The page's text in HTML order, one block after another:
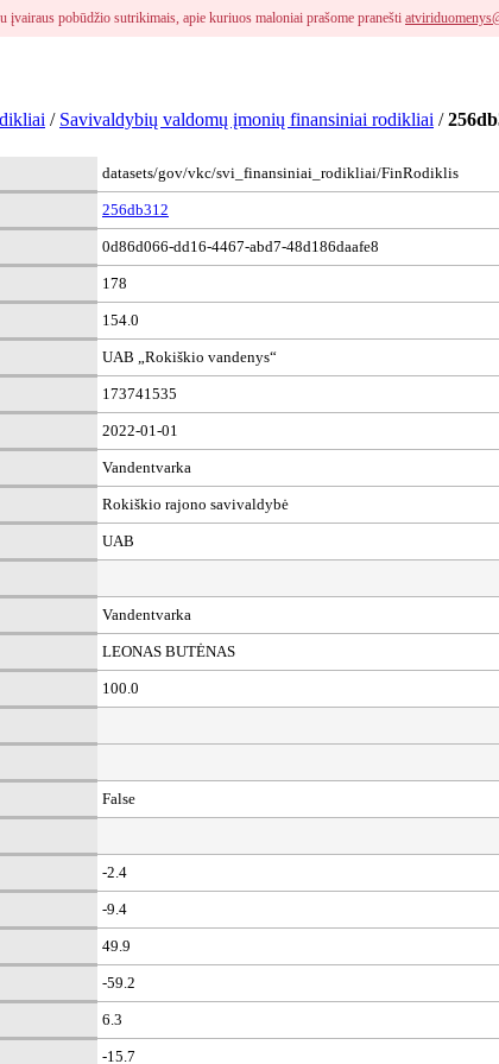
įvairaus pobūdžio sutrikimais, apie kuriuos maloniai prašome pranešti
/ Savivaldybių valdomų įmonių finansiniai rodikliai /
datasets/gov/vkc/svi_finansiniai_rodikliai/FinRodiklis
256db312
0d86d066-dd16-4467-abd7-48d186daafe8
178
154.0
UAB „Rokiškio vandenys“
173741535
2022-01-01
Vandentvarka
Rokiškio rajono savivaldybė
UAB
Vandentvarka
LEONAS BUTĖNAS
100.0
False
-2.4
-9.4
49.9
-59.2
6.3
-15.7